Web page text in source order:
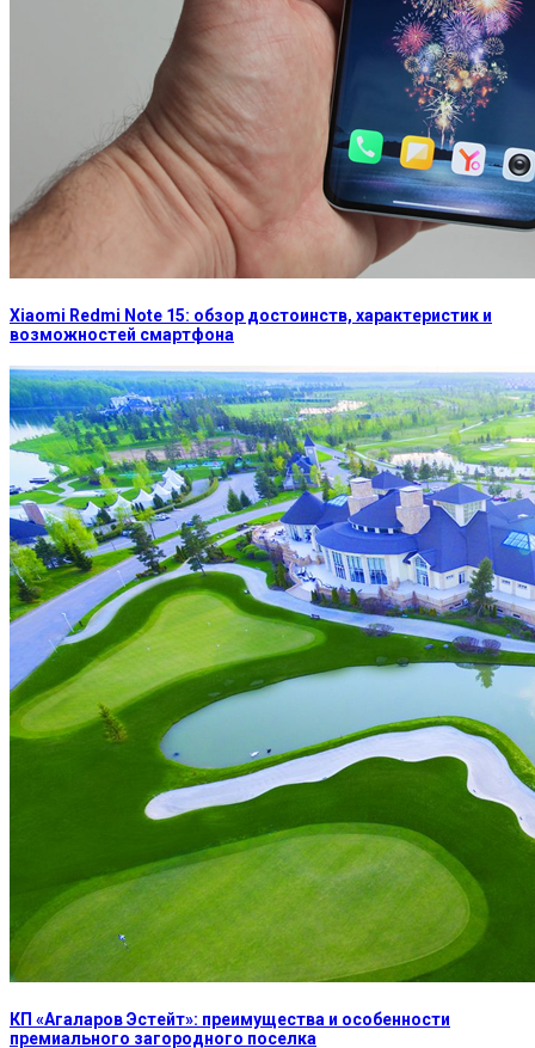
Xiaomi Redmi Note 15: обзор достоинств, характеристик и
возможностей смартфона
КП «Агаларов Эстейт»: преимущества и особенности
премиального загородного поселка